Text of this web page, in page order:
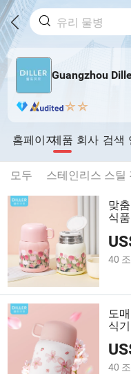
Guangzhou
홈페이지제품 회사 검색
모두 스테인리스 스틸
맞
식
40
도
식
40